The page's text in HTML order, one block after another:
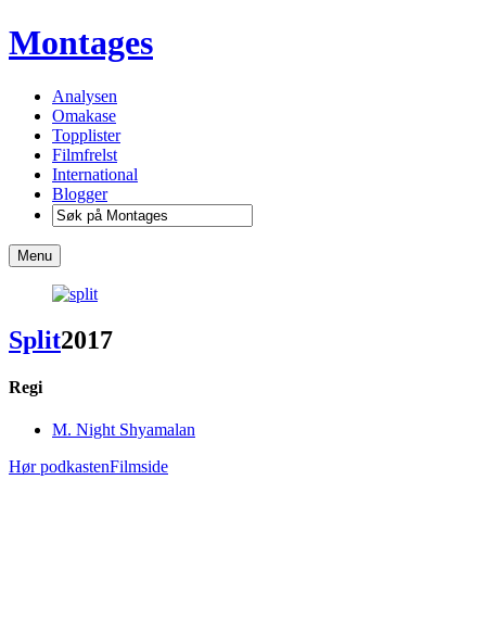
Montages
Analysen
Omakase
Topplister
Filmfrelst
International
Blogger
Menu
Split2017
Regi
M. Night Shyamalan
Hør podkastenFilmside